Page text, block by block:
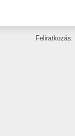
Feliratkozás: